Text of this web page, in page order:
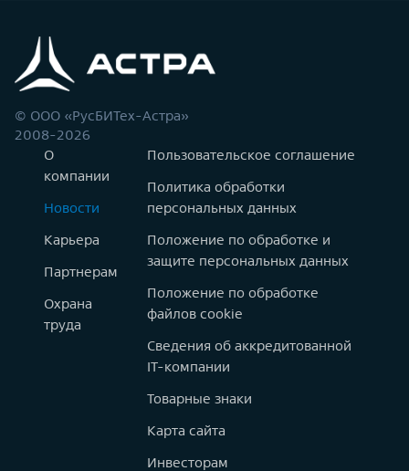
© ООО «РусБИТех-Астра»
2008-2026
О
компании
Новости
Карьера
Партнерам
Охрана
труда
Пользовательское соглашение
Политика обработки
персональных данных
Положение по обработке и
защите персональных данных
Положение по обработке
файлов cookie
Сведения об аккредитованной
IT-компании
Товарные знаки
Карта сайта
Инвесторам